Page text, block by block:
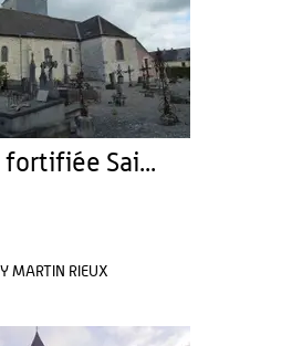
fortifiée Sai...
MARTIN RIEUX